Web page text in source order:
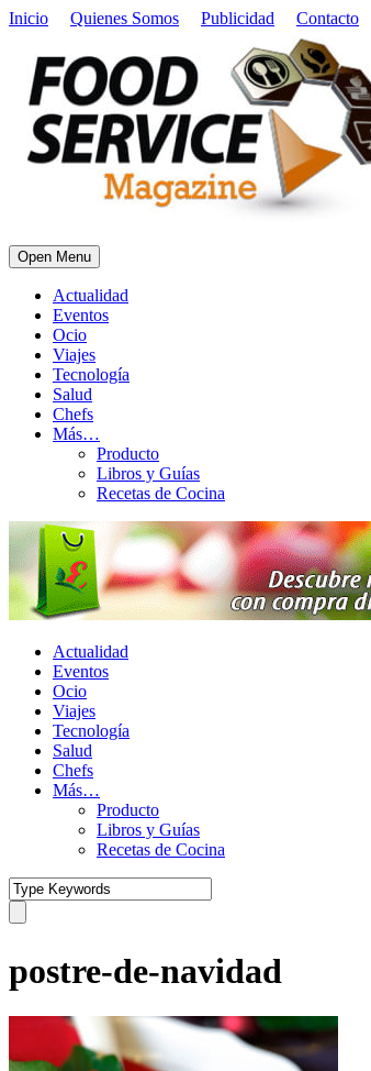
Inicio Quienes Somos Publicidad Contacto
Open Menu
Actualidad
Eventos
Ocio
Viajes
Tecnología
Salud
Chefs
Más…
Producto
Libros y Guías
Recetas de Cocina
Actualidad
Eventos
Ocio
Viajes
Tecnología
Salud
Chefs
Más…
Producto
Libros y Guías
Recetas de Cocina
postre-de-navidad